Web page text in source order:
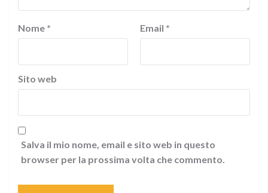
Nome * Email *
Sito web
Salva il mio nome, email e sito web in questo
browser per la prossima volta che commento.